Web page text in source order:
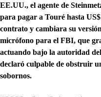
EE.UU., el agente de
para pagar a Touré hasta
contrato y cambiara su
micrófono para el FBI, que
actuando bajo la autoridad
declaró culpable de obstruir
sobornos.